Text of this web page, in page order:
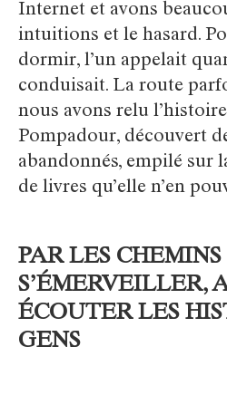
Internet et avons
intuitions et le hasard.
dormir, l’un appelait
conduisait. La route
nous avons relu
Pompadour, découvert
abandonnés, empilé sur
de livres qu’elle n’en
PAR LES
S’ÉMERVEILLER,
ÉCOUTER LES
GENS